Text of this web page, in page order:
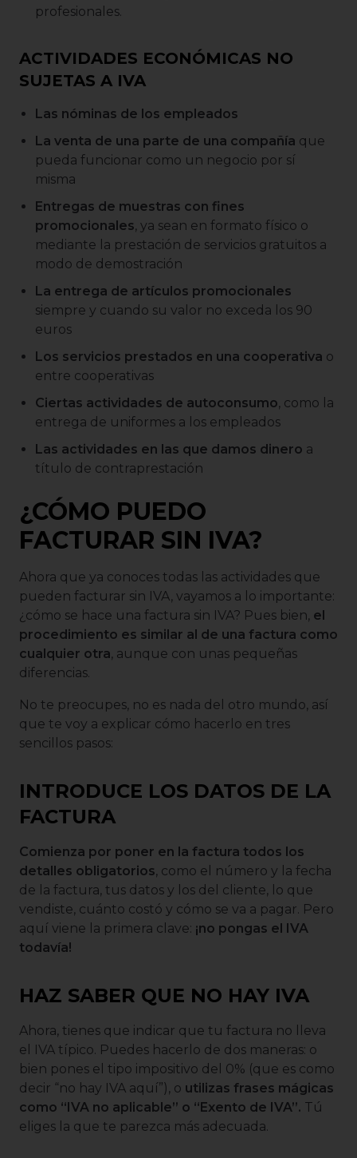
profesionales.
ACTIVIDADES ECONÓMICAS NO
SUJETAS A IVA
Las nóminas de los empleados
La venta de una parte de una compañía que
pueda funcionar como un negocio por sí
misma
Entregas de muestras con fines
promocionales, ya sean en formato físico o
mediante la prestación de servicios gratuitos a
modo de demostración
La entrega de artículos promocionales
siempre y cuando su valor no exceda los 90
euros
Los servicios prestados en una cooperativa o
entre cooperativas
Ciertas actividades de autoconsumo, como la
entrega de uniformes a los empleados
Las actividades en las que damos dinero a
título de contraprestación
¿CÓMO PUEDO
FACTURAR SIN IVA?
Ahora que ya conoces todas las actividades que
pueden facturar sin IVA, vayamos a lo importante:
¿cómo se hace una factura sin IVA? Pues bien, el
procedimiento es similar al de una factura como
cualquier otra, aunque con unas pequeñas
diferencias.
No te preocupes, no es nada del otro mundo, así
que te voy a explicar cómo hacerlo en tres
sencillos pasos:
INTRODUCE LOS DATOS DE LA
FACTURA
Comienza por poner en la factura todos los
detalles obligatorios, como el número y la fecha
de la factura, tus datos y los del cliente, lo que
vendiste, cuánto costó y cómo se va a pagar. Pero
aquí viene la primera clave: ¡no pongas el IVA
todavía!
HAZ SABER QUE NO HAY IVA
Ahora, tienes que indicar que tu factura no lleva
el IVA típico. Puedes hacerlo de dos maneras: o
bien pones el tipo impositivo del 0% (que es como
decir “no hay IVA aquí”), o utilizas frases mágicas
como “IVA no aplicable” o “Exento de IVA”. Tú
eliges la que te parezca más adecuada.